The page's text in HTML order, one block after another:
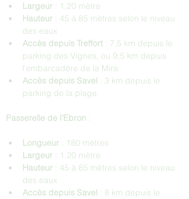
Largeur : 1,20 mètre
Hauteur : 45 à 85 mètres selon le niveau
des eaux
Accès depuis Treffort : 7,5 km depuis le
parking des Vignes, ou 9,5 km depuis
l’embarcadère de la Mira
Accès depuis Savel : 3 km depuis le
parking de la plage
Passerelle de l’Ebron :
Longueur : 180 mètres
Largeur : 1,20 mètre
Hauteur : 45 à 85 mètres selon le niveau
des eaux
Accès depuis Savel : 8 km depuis le